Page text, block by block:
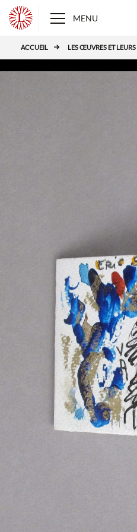
L MENU
ACCUEIL LES ŒUVRES ET LEURS
Panneau de gestion des cookies